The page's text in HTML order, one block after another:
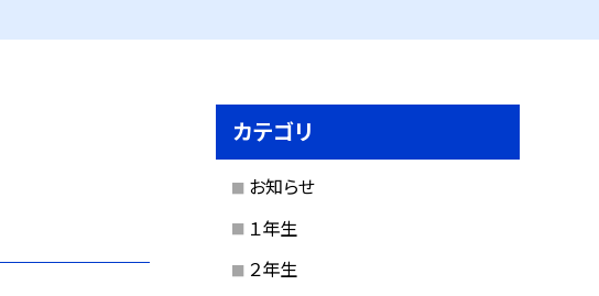
カテゴリ
お知らせ
１年生
２年生